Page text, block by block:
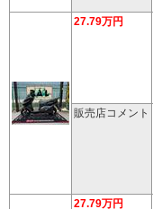
27.79万円
販売店コメント
27.79万円